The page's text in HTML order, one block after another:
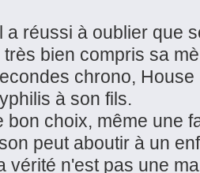
a réussi à oublier que
très bien compris sa
chrono,
à son fils.
bon choix, même une
peut aboutir à un
vérité n'est pas une